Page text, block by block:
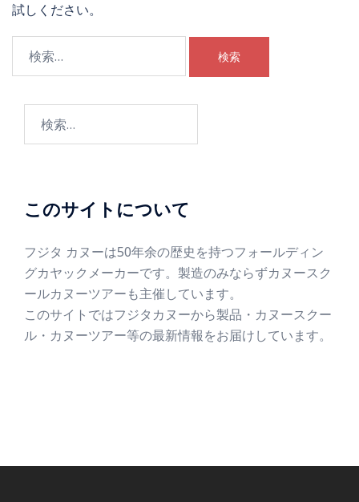
試しください。
このサイトについて
フジタ カヌーは50年余の歴史を持つフォールディン
グカヤックメーカーです。製造のみならずカヌースク
ールカヌーツアーも主催しています。
このサイトではフジタカヌーから製品・カヌースクー
ル・カヌーツアー等の最新情報をお届けしています。